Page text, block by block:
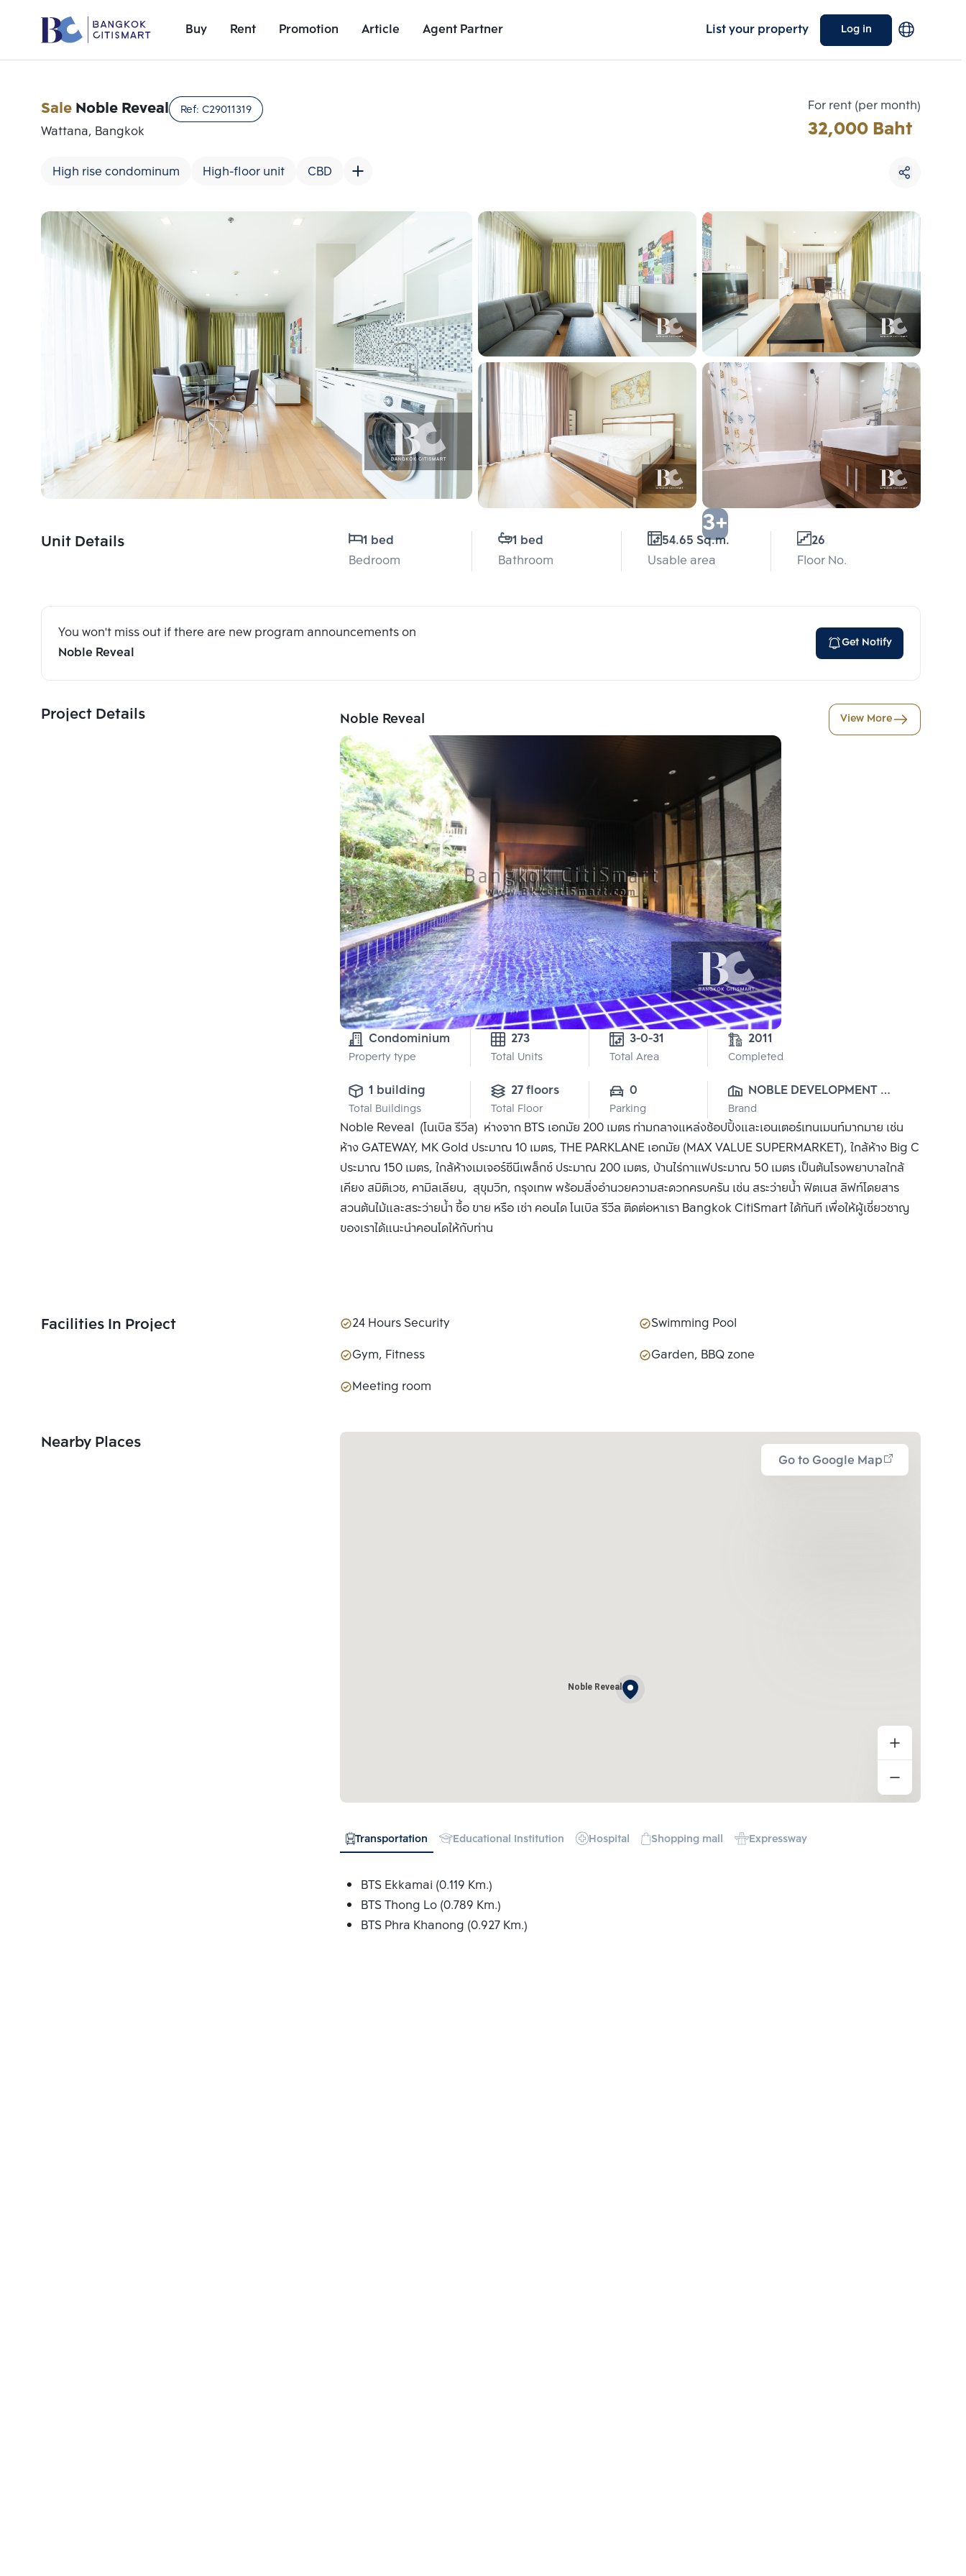
Buy Rent Promotion Article Agent Partner List your property Log in
Unit Details
SaleNoble Reveal Ref: C29011319
Wattana, Bangkok
High rise condominum High-floor unit CBD
For rent (per month)
32,000 Baht
3+
Unit Details
1 bed
Bedroom
1 bed
Bathroom
54.65 Sq.m.
Usable area
26
Floor No.
You won't miss out if there are new program announcements on
Noble Reveal
Get Notify
Project Details Noble Reveal View More
Condominium
Property type
273
Total Units Total Area
2011
Completed
1 building
Total Buildings
27 floors
Total Floor
0
Parking
NOBLE DEVELOPMENT
PUBLIC CO., LTD.
Brand
Noble Reveal (โนเบิล รีวีล) ห่างจาก BTS เอกมัย 200 เมตร ท่ามกลางแหล่งช้อปปิ้งและเอนเตอร์เทนเมนท์มากมาย เช่น
ห้าง GATEWAY, MK Gold ประมาณ 10 เมตร, THE PARKLANE เอกมัย (MAX VALUE SUPERMARKET), ใกล้ห้าง Big C
ประมาณ 150 เมตร, ใกล้ห้างเมเจอร์ซีนีเพล็กซ์ ประมาณ 200 เมตร, บ้านไร่กาแฟประมาณ 50 เมตร เป็นต้นโรงพยาบาลใกล้
เคียง สมิติเวช, คามิลเลียน, สุขุมวิท, กรุงเทพ พร้อมสิ่งอำนวยความสะดวกครบครัน เช่น สระว่ายน้ำ ฟิตเนส ลิฟท์โดยสาร
สวนต้นไม้และสระว่ายน้ำ ซื้อ ขาย หรือ เช่า คอนโด โนเบิล รีวีล ติดต่อหาเรา Bangkok CitiSmart ได้ทันที เพื่อให้ผู้เชี่ยวชาญ
ของเราได้แนะนำคอนโดให้กับท่าน
Facilities In Project 24 Hours Security
Swimming Pool
Gym, Fitness
Garden, BBQ zone
Meeting room
Nearby Places
Go to Google Map
Noble Reveal
Transportation Educational Institution Hospital Shopping mall Expressway
BTS Ekkamai (0.119 Km.)
BTS Thong Lo (0.789 Km.)
BTS Phra Khanong (0.927 Km.)
Add comparative units
Number 1
Add comparative units
Number 2
Add comparative units
Number 3
Choose comparative unit
Maximum 3 units
Compare
Clear all